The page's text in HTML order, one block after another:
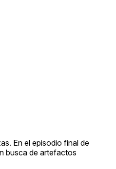
En el episodio final de
busca de artefactos